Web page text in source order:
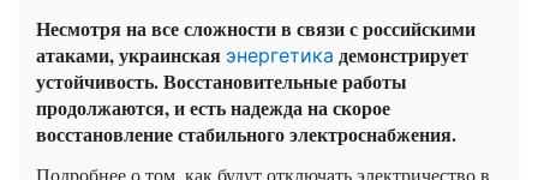
Несмотря на все сложности в связи с российскими
атаками, украинская энергетика демонстрирует
устойчивость. Восстановительные работы
продолжаются, и есть надежда на скорое
восстановление стабильного электроснабжения.
Подробнее о том, как будут отключать электричество в